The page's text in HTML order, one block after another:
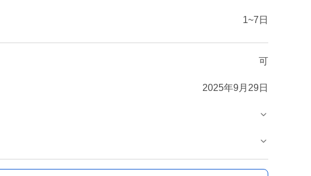
1~7日
可
2025年9月29日